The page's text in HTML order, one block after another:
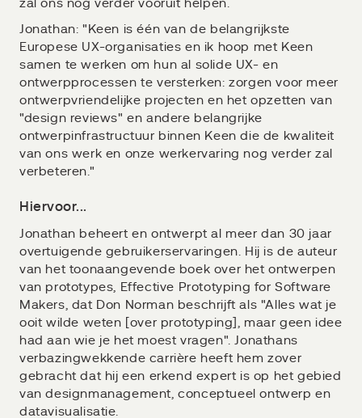
zal ons nog verder vooruit helpen.
Jonathan: "Keen is één van de belangrijkste
Europese UX-organisaties en ik hoop met Keen
samen te werken om hun al solide UX- en
ontwerpprocessen te versterken: zorgen voor meer
ontwerpvriendelijke projecten en het opzetten van
"design reviews" en andere belangrijke
ontwerpinfrastructuur binnen Keen die de kwaliteit
van ons werk en onze werkervaring nog verder zal
verbeteren."
Hiervoor...
Jonathan beheert en ontwerpt al meer dan 30 jaar
overtuigende gebruikerservaringen. Hij is de auteur
van het toonaangevende boek over het ontwerpen
van prototypes, Effective Prototyping for Software
Makers, dat Don Norman beschrijft als "Alles wat je
ooit wilde weten [over prototyping], maar geen idee
had aan wie je het moest vragen". Jonathans
verbazingwekkende carrière heeft hem zover
gebracht dat hij een erkend expert is op het gebied
van designmanagement, conceptueel ontwerp en
datavisualisatie.